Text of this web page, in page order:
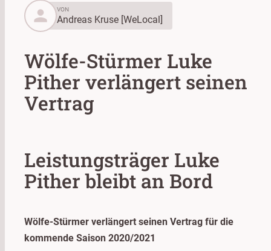
person
VON
Andreas Kruse [WeLocal]
Wölfe-Stürmer Luke
Pither verlängert seinen
Vertrag
Leistungsträger Luke
Pither bleibt an Bord
Wölfe-Stürmer verlängert seinen Vertrag für die
kommende Saison 2020/2021